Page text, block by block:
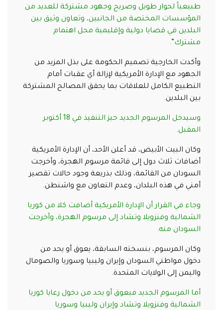
طبيعياً لحوار طويل وصريح وجهود مشتركة للعديد من
المؤسسات المختصة من الجانبين، وتعاون وثيق بين
البلدين في قضايا دولية وإقليمية محل اهتمام
مشترك”.
وأكدت الخارجية تصميم الحكومة على بذل المزيد من
الجهود مع الإدارة الأمريكية لإزالة أي عقبات أمام
التطبيع الكامل للعلاقات بما يحقق المصالح المشتركة
بين البلدين.
وسيدخل المرسوم الجديد حيز التنفيذ في 18 أكتوبر
المقبل.
وكان البيت الأبيض، قد أعلن الأحد، أن الإدارة الأمريكية
أضافات ثلاث دول إلى قائمة مرسوم الهجرة، وأخرجت
السودان من القائمة، وذلك بذريعة وجود حالات تقصير
أمني في هذه البلدان، وعدم التعاون مع واشنطن.
وجاء في القرار أن الإدارة الأمريكية أضافت كلا من كوريا
الشمالية وفنزويلا وتشاد إلى مرسوم الهجرة، وأخرجت
السودان منه.
وكان المرسوم، بنسخته السابقة، يعوق أو يحد من
دخول مواطني السودان وإيران وليبيا وسوريا والصومال
واليمن إلى الولايات المتحدة.
أما المرسوم الجديد فيعوق أو يحد من دخول رعايا كوريا
الشمالية وفنزويلا وتشاد وإيران وليبيا وسوريا